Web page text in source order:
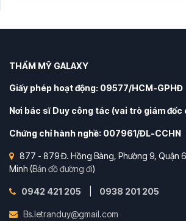
THẨM MỸ GALAXY
Giấy phép hoạt động: 09577/HCM-GPHĐ
Nơi bác sĩ Duy công tác (vai trò giám đốc
Chứng chỉ hành nghề: 007961/ĐL-CCHN
877 - 879 Đ. Hồng Bàng, Phường 9, Quận
Minh (Bản đồ đường đi)
0942 421 205 0938 201 205
Bs.letranduy@gmail.com